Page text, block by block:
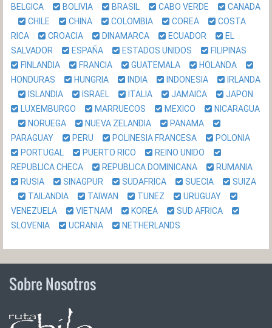
BELGICA
BOLIVIA BRASIL CABO VERDE
CANADA
CHILE
CHINA COLOMBIA COREA
COSTA
RICA
CROACIA DINAMARCA ECUADOR
EL
SALVADOR
ESPAÑA ESTADOS UNIDOS
FILIPINAS
FINLANDIA
FRANCIA GUATEMALA
HOLANDA
HONDURAS
HUNGRIA INDIA INDONESIA
IRLANDA
ISLANDIA
ISRAEL ITALIA JAMAICA
JAPON
LUXEMBURGO
MARRUECOS MEXICO
NICARAGUA
NORUEGA
NUEVA ZELANDIA
PANAMA
PARAGUAY
PERU POLINESIA FRANCESA
POLONIA
PORTUGAL
PUERTO RICO
REINO UNIDO
REPUBLICA CHECA
REPUBLICA DOMINICANA
RUMANIA
RUSIA
SINAGPUR SUDAFRICA SUECIA
SUIZA
TAILANDIA
TAIWAN TUNEZ
URUGUAY
VENEZUELA
VIETNAM KOREA
SUD AFRICA
SLOVENIA
UCRANIA NETHERLANDS
Sobre Nosotros